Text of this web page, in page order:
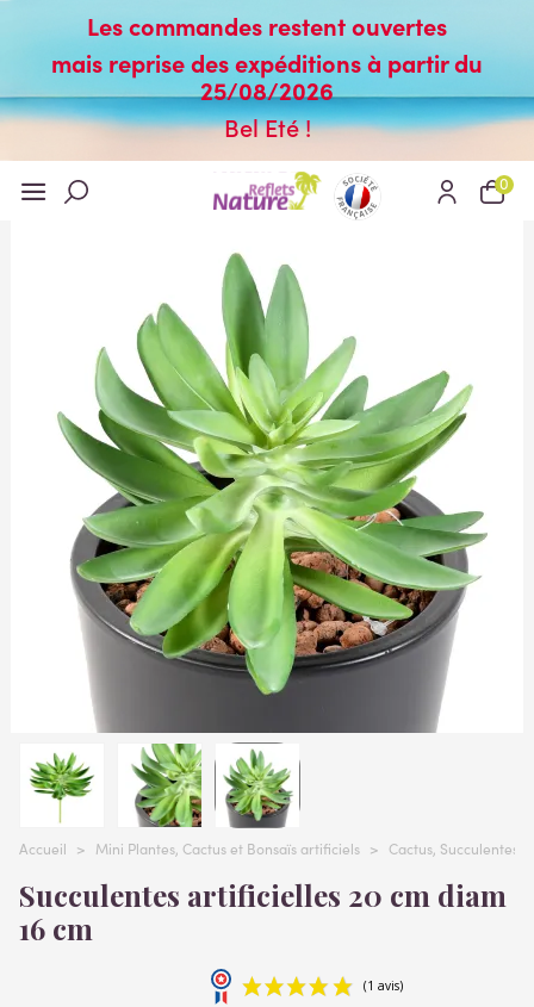
Les commandes restent ouvertes
mais reprise des expéditions à partir du
25/08/2026
Bel Eté !
0
Accueil > Mini Plantes, Cactus et Bonsaïs artificiels > Cactus, Succulentes,
Succulentes artificielles 20 cm diam
16 cm